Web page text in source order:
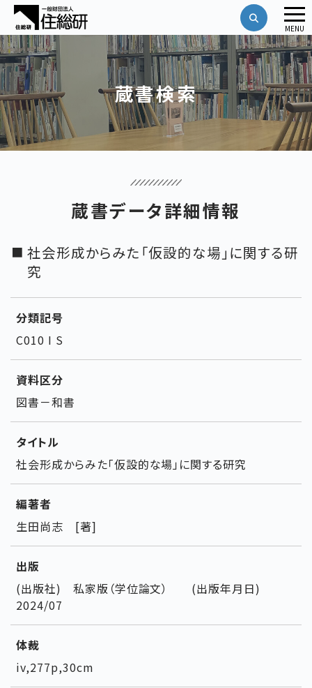
蔵書検索
蔵書データ詳細情報
社会形成からみた「仮設的な場」に関する研
究
分類記号
C010 I S
資料区分
図書－和書
タイトル
社会形成からみた「仮設的な場」に関する研究
編著者
生田尚志 [著]
出版
(出版社) 私家版（学位論文） (出版年月日)
2024/07
体裁
iv,277p,30cm
メ
ニ
ュ
ー
MENU